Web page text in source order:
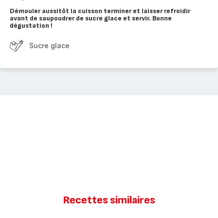
Démouler aussitôt la cuisson terminer et laisser refroidir
avant de saupoudrer de sucre glace et servir. Bonne
dégustation !
Sucre glace
Recettes similaires